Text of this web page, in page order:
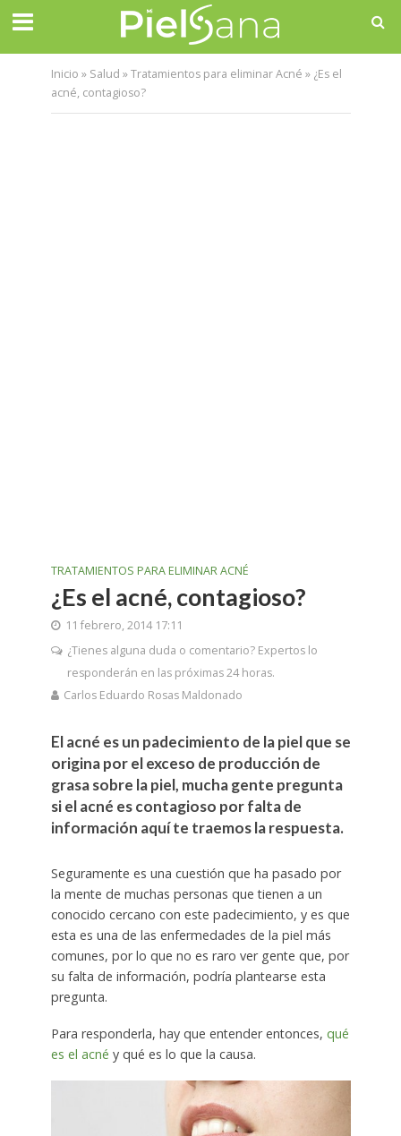
Inicio » Salud »Tratamientos para eliminar Acné » ¿Es el
acné, contagioso?
TRATAMIENTOS PARA ELIMINAR ACNÉ
¿Es el acné, contagioso?
11 febrero, 2014 17:11
¿Tienes alguna duda o comentario? Expertos lo
responderán en las próximas 24 horas.
Carlos Eduardo Rosas Maldonado
El acné es un padecimiento de la piel que se
origina por el exceso de producción de
grasa sobre la piel, mucha gente pregunta
si el acné es contagioso por falta de
información aquí te traemos la respuesta.
Seguramente es una cuestión que ha pasado por
la mente de muchas personas que tienen a un
conocido cercano con este padecimiento, y es que
esta es una de las enfermedades de la piel más
comunes, por lo que no es raro ver gente que, por
su falta de información, podría plantearse esta
pregunta.
Para responderla, hay que entender entonces, qué
es el acné y qué es lo que la causa.